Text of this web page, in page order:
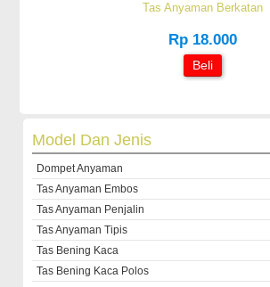
Tas Anyaman Berkatan
Rp 18.000
Beli
Model Dan Jenis
Dompet Anyaman
Tas Anyaman Embos
Tas Anyaman Penjalin
Tas Anyaman Tipis
Tas Bening Kaca
Tas Bening Kaca Polos